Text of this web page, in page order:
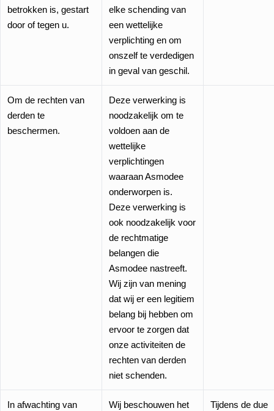
betrokken is, gestart
door of tegen u.
elke schending van
een wettelijke
verplichting en om
onszelf te verdedigen
in geval van geschil.
Om de rechten van
derden te
beschermen.
Deze verwerking is
noodzakelijk om te
voldoen aan de
wettelijke
verplichtingen
waaraan Asmodee
onderworpen is.
Deze verwerking is
ook noodzakelijk voor
de rechtmatige
belangen die
Asmodee nastreeft.
Wij zijn van mening
dat wij er een legitiem
belang bij hebben om
ervoor te zorgen dat
onze activiteiten de
rechten van derden
niet schenden.
In afwachting van
Wij beschouwen het
Tijdens de due